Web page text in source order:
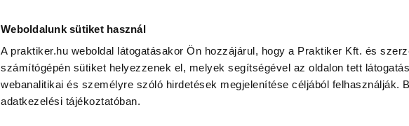
Weboldalunk sütiket használ
A praktiker.hu weboldal látogatásakor Ön hozzájárul, hogy a Praktiker Kft. és
számítógépén sütiket helyezzenek el, melyek segítségével az oldalon tett
webanalitikai és személyre szóló hirdetések megjelenítése céljából felhasználják.
adatkezelési tájékoztatóban.